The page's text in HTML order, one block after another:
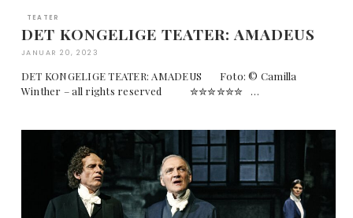
TEATER
DET KONGELIGE TEATER: AMADEUS
JANUAR 20, 2023
DET KONGELIGE TEATER: AMADEUS Foto: © Camilla
Winther – all rights reserved ✮✮✮✮✮✮ …